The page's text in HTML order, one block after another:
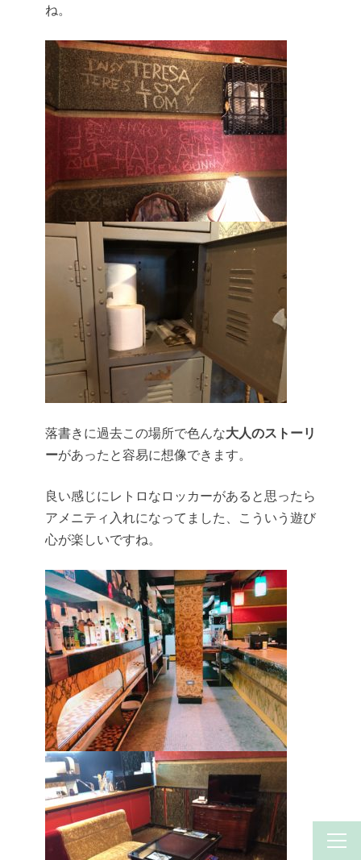
ね。
落書きに過去この場所で色んな大人のストーリ
ーがあったと容易に想像できます。
良い感じにレトロなロッカーがあると思ったら
アメニティ入れになってました、こういう遊び
心が楽しいですね。